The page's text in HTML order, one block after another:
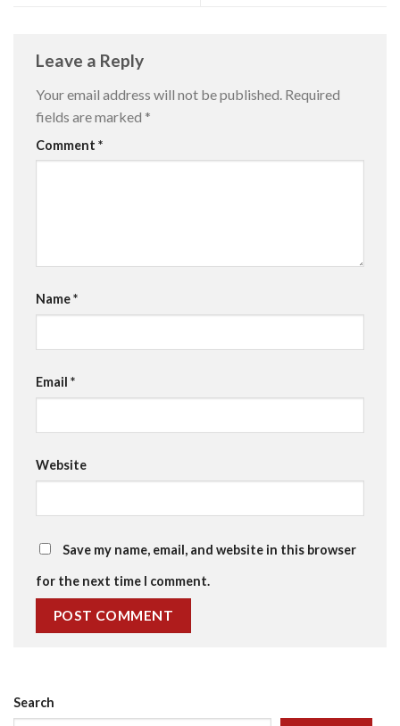
Leave a Reply
Your email address will not be published. Required
fields are marked *
Comment *
Name*
Email *
Website
Save my name, email, and website in this browser
for the next time I comment.
Search